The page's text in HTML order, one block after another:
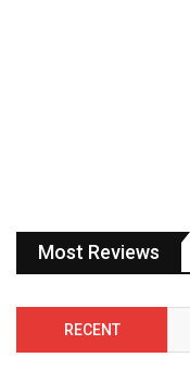
Most Reviews
RECENT